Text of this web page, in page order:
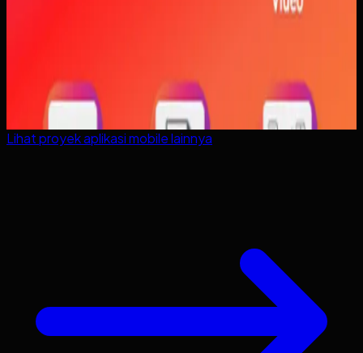
Lihat proyekaplikasi mobilelainnya